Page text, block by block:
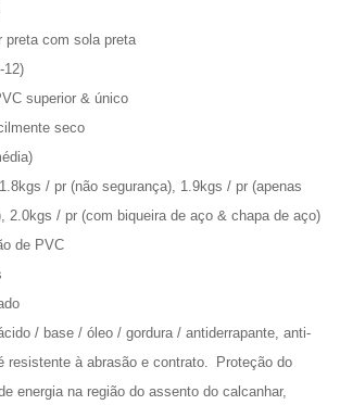
preta com sola preta
12)
superior & único
seco
/ pr (não segurança), 1.9kgs / pr (apenas
2.0kgs / pr (com biqueira de aço & chapa de aço)
de PVC
/ base / óleo / gordura / antiderrapante, anti-
resistente à abrasão e contrato.
Proteção do
energia na região do assento do calcanhar,